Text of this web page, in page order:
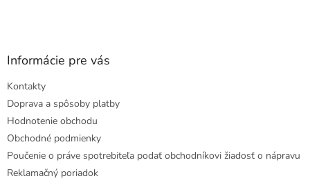
Informácie pre vás
Kontakty
Doprava a spôsoby platby
Hodnotenie obchodu
Obchodné podmienky
Poučenie o práve spotrebiteľa podať obchodníkovi žiadosť o nápravu
Reklamačný poriadok